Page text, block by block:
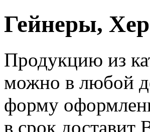
Гейнеры,
Продукцию из
можно в любой
форму
в срок доставит